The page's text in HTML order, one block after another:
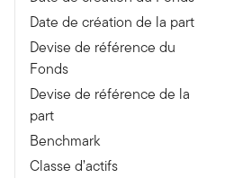
Date de création de la part
Devise de référence du
Fonds
Devise de référence de la
part
Benchmark
Classe d’actifs